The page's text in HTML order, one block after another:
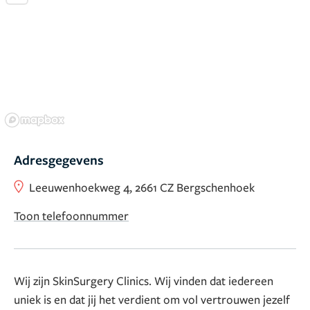
Adresgegevens
Leeuwenhoekweg 4, 2661 CZ Bergschenhoek
Toon telefoonnummer
Wij zijn SkinSurgery Clinics. Wij vinden dat iedereen
uniek is en dat jij het verdient om vol vertrouwen jezelf